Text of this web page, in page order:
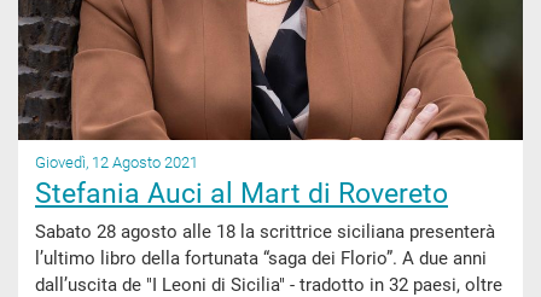
Giovedì, 12 Agosto 2021
Stefania Auci al Mart di Rovereto
Sabato 28 agosto alle 18 la scrittrice siciliana presenterà
l’ultimo libro della fortunata “saga dei Florio”. A due anni
dall’uscita de "I Leoni di Sicilia" - tradotto in 32 paesi, oltre